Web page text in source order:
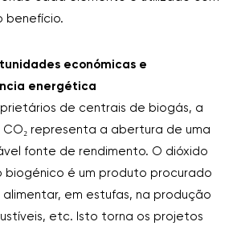
benefício.
económicas e
energética
de centrais de biogás, a
representa a abertura de uma
fonte de rendimento. O dióxido
biogénico é um produto procurado
alimentar, em estufas, na produção
etc. Isto torna os projetos